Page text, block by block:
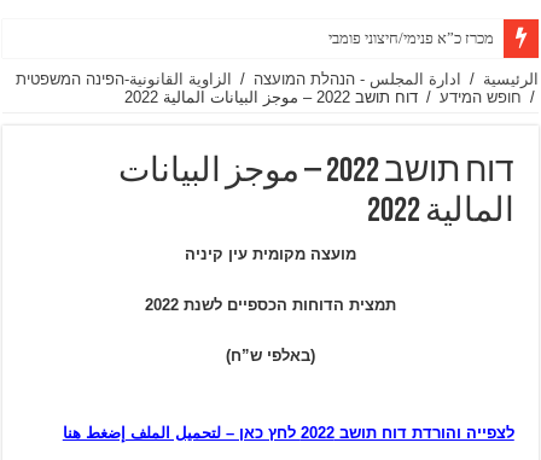
מכרז כ”א פנימי/חיצוני פומבי מס’ 26/2026 – לאי
الرئيسية / ادارة المجلس - הנהלת המועצה /
الزاوية القانونية-הפינה המשפטית
/ חופש המידע / דוח תושב 2022 – موجز البيانات المالية 2022
דוח תושב 2022 – موجز البيانات
المالية 2022
מועצה מקומית עין קיניה
תמצית הדוחות הכספיים לשנת 2022
(באלפי ש”ח)
לצפייה והורדת דוח תושב 2022 לחץ כאן – لتحميل الملف إضغط هنا